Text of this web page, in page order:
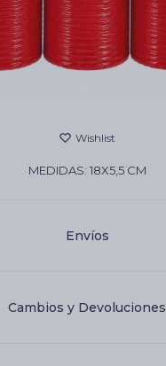
MEDIDAS: 18X5,5 CM
Envíos
Cambios y Devoluciones
de ambientes